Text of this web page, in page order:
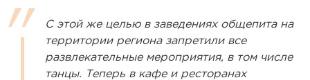
С этой же целью в заведениях общепита на
территории региона запретили все
развлекательные мероприятия, в том числе
танцы. Теперь в кафе и ресторанах